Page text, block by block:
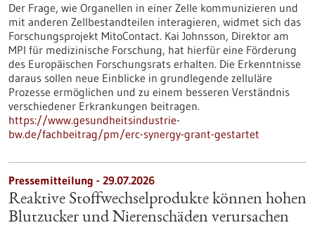
Der Frage, wie Organellen in einer Zelle kommunizieren und
mit anderen Zellbestandteilen interagieren, widmet sich das
Forschungsprojekt MitoContact. Kai Johnsson, Direktor am
MPI für medizinische Forschung, hat hierfür eine Förderung
des Europäischen Forschungsrats erhalten. Die Erkenntnisse
daraus sollen neue Einblicke in grundlegende zelluläre
Prozesse ermöglichen und zu einem besseren Verständnis
verschiedener Erkrankungen beitragen.
https://www.gesundheitsindustrie-
bw.de/fachbeitrag/pm/erc-synergy-grant-gestartet
Pressemitteilung - 29.07.2026
Reaktive Stoffwechselprodukte können hohen
Blutzucker und Nierenschäden verursachen